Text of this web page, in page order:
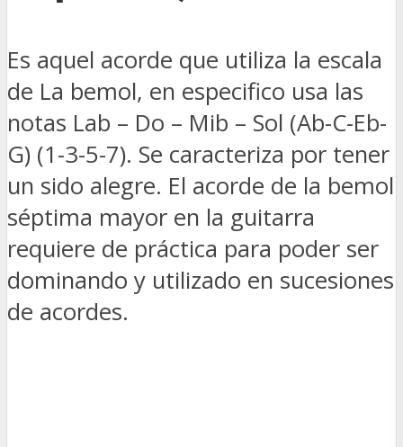
Es aquel acorde que utiliza la escala
de La bemol, en especifico usa las
notas Lab – Do – Mib – Sol (Ab-C-Eb-
G) (1-3-5-7). Se caracteriza por tener
un sido alegre. El acorde de la bemol
séptima mayor en la guitarra
requiere de práctica para poder ser
dominando y utilizado en sucesiones
de acordes.